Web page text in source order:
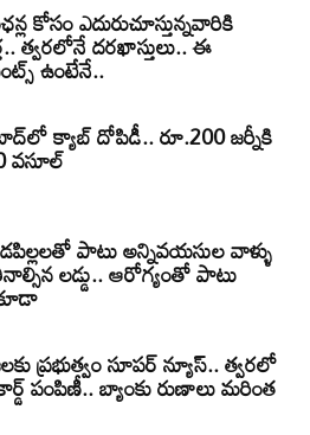
కోసం ఎదురుచూస్తున్నవారికి
త్వరలోనే దరఖాస్తులు.. ఈ
ఉంటేనే..
క్యాబ్‌ దోపిడీ.. రూ.200 జర్నీకి
వసూల్
పాటు అన్నివయసుల వాళ్ళు
లడ్డు.. ఆరోగ్యంతో పాటు
ప్రభుత్వం సూపర్ న్యూస్.. త్వరలో
పంపిణీ.. బ్యాంకు రుణాలు మరింత